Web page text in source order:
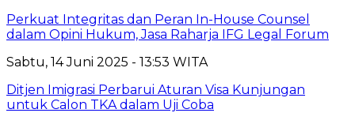
Perkuat Integritas dan Peran In-House Counsel
dalam Opini Hukum, Jasa Raharja IFG Legal Forum
Sabtu, 14 Juni 2025 - 13:53 WITA
Ditjen Imigrasi Perbarui Aturan Visa Kunjungan
untuk Calon TKA dalam Uji Coba